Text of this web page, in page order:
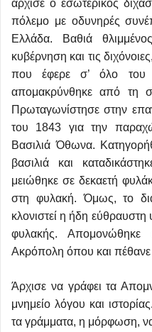
άρχισε ο εσωτερικός
πόλεμο με οδυνηρές
Ελλάδα. Βαθιά
κυβέρνηση και τις
που έφερε σ’ όλο του
απομακρύνθηκε από τη
Πρωταγωνίστησε στην
του 1843 για την
Βασιλιά Όθωνα.
βασιλιά και
μειώθηκε σε δεκαετή
στη φυλακή. Όμως, το
κλονιστεί η ήδη εύθραυστη
φυλακής. Απομονώθηκε
Ακρόπολη όπου και πέθανε
Άρχισε να γράφει τα
μνημείο λόγου και
τα γράμματα, η μόρφωση,